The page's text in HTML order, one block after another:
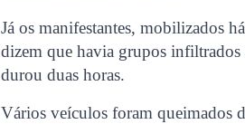
Já os manifestantes, mobilizados
dizem que havia grupos
durou duas horas.
Vários veículos foram queimados